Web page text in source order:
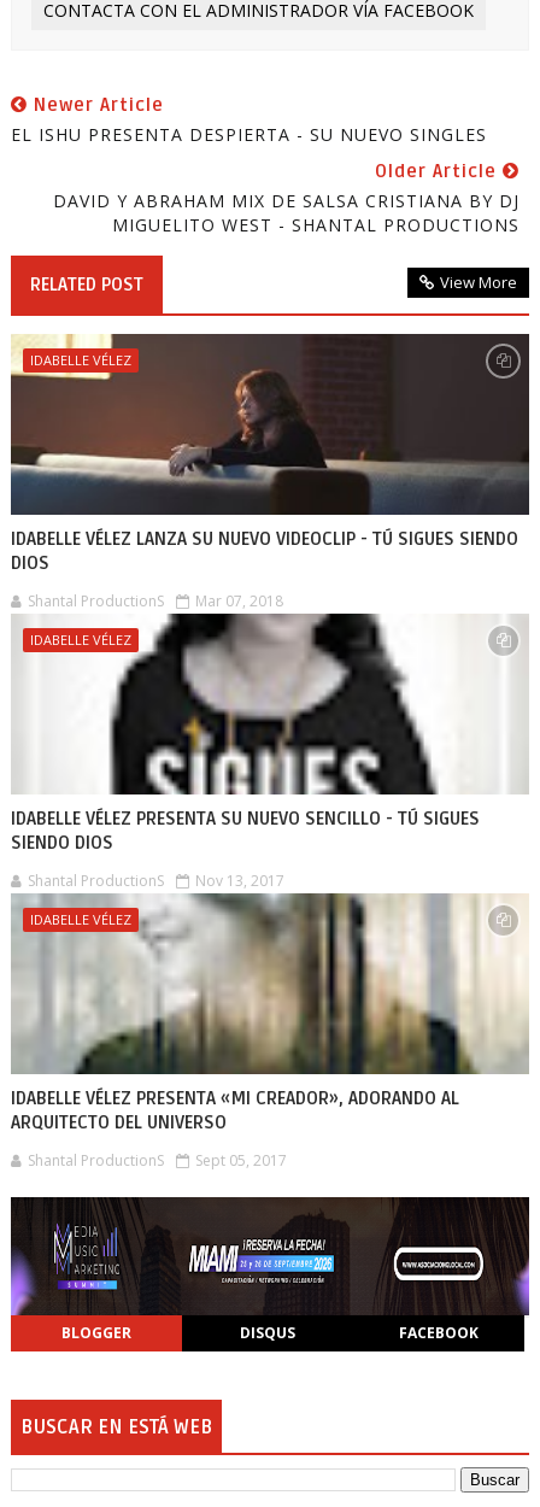
CONTACTA CON EL ADMINISTRADOR VÍA FACEBOOK
Newer Article
EL ISHU PRESENTA DESPIERTA - SU NUEVO SINGLES
Older Article
DAVID Y ABRAHAM MIX DE SALSA CRISTIANA BY DJ
MIGUELITO WEST - SHANTAL PRODUCTIONS
RELATED POST View More
IDABELLE VÉLEZ
IDABELLE VÉLEZ LANZA SU NUEVO VIDEOCLIP - TÚ SIGUES SIENDO
DIOS
Shantal ProductionS Mar 07, 2018
IDABELLE VÉLEZ
IDABELLE VÉLEZ PRESENTA SU NUEVO SENCILLO - TÚ SIGUES
SIENDO DIOS
Shantal ProductionS Nov 13, 2017
IDABELLE VÉLEZ
IDABELLE VÉLEZ PRESENTA «MI CREADOR», ADORANDO AL
ARQUITECTO DEL UNIVERSO
Shantal ProductionS Sept 05, 2017
BLOGGER DISQUS FACEBOOK
BUSCAR EN ESTÁ WEB